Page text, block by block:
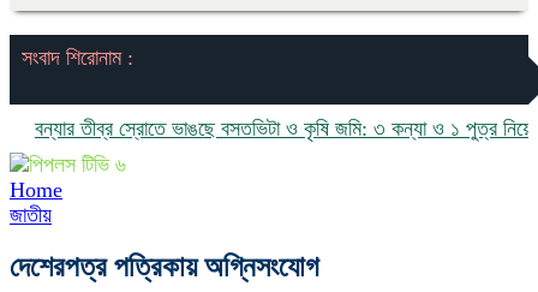
সংবাদ শিরোনাম :
তীব্র স্রোতে ভাঙছে বসতভিটা ও কৃষি জমি: ৩ কন্যা ও ১ পুত্র নিয়ে চরম
Home
জাতীয়
দেশেরপত্র পত্রিকায় অগ্নিসংযোগ